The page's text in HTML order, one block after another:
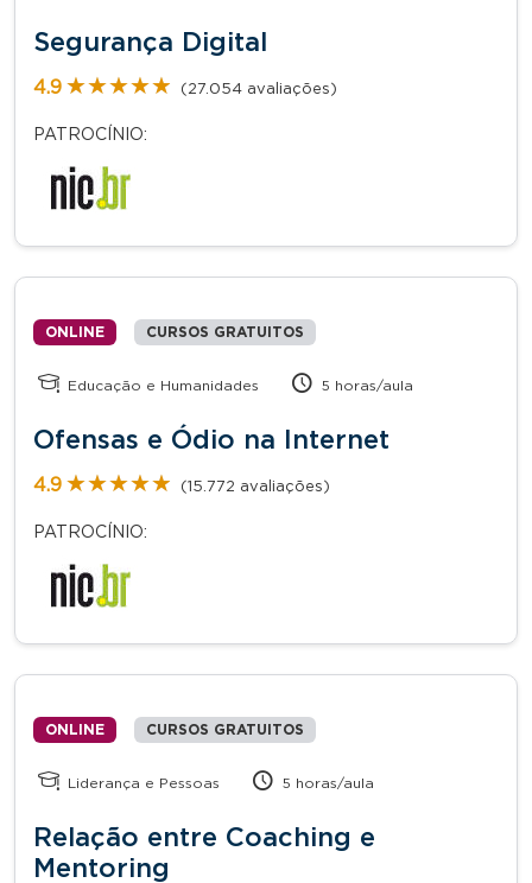
Segurança Digital
4.9 ★★★★★
★★★★★ (27.054 avaliações)
PATROCÍNIO:
ONLINE CURSOS GRATUITOS
Educação e Humanidades 5 horas/aula
Ofensas e Ódio na Internet
4.9 ★★★★★
★★★★★ (15.772 avaliações)
PATROCÍNIO:
ONLINE CURSOS GRATUITOS
Liderança e Pessoas 5 horas/aula
Relação entre Coaching e
Mentoring